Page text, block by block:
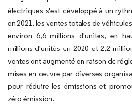
électriques s'est développé à un
en 2021, les ventes totales de
environ 6,6 millions d'unités, en
millions d'unités en 2020 et 2,2
ventes ont augmenté en raison de
mises en œuvre par diverses
pour réduire les émissions et
zéro émission.